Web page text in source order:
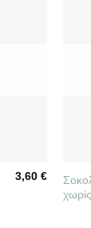
3,60€